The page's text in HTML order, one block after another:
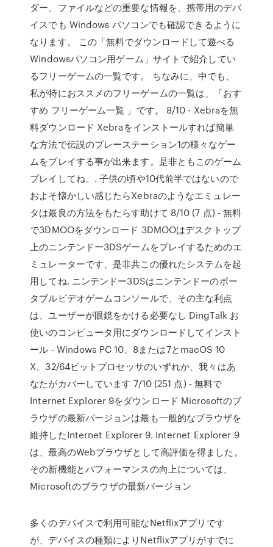
ダー、ファイルなどの重要な情報を、携帯用のデバ
イスでも Windows パソコンでも確認できるように
なります。 この「無料でダウンロードして遊べる
Windowsパソコン用ゲーム」サイトで紹介してい
るフリーゲームの一覧です。 ちなみに、中でも、
私が特におススメのフリーゲームの一覧は、「おす
すめ フリーゲーム一覧 」です。 8/10 - Xebraを無
料ダウンロード Xebraをインストールすれば簡単
な方法で伝説のプレーステーション1の様々なゲー
ムをプレイする事が出来ます。是非ともこのゲーム
プレイしてね。. 子供の頃や10代前半ではないので
およそ懐かしい感じたらXebraのようなエミュレー
タは最良の方法をもたらす助けて 8/10 (7 点) - 無料
で3DMOOをダウンロード 3DMOOはデスクトップ
上のニンテンドー3DSゲームをプレイするためのエ
ミュレーターです、是非共この優れたシステムを起
用してね. ニンテンドー3DSはニンテンドーのポー
タブルビデオゲームコンソールで、その主な利点
は、ユーザーが眼鏡をかける必要なし DingTalk お
使いのコンピュータ用にダウンロードしてインスト
ール - Windows PC 10、8または7とmacOS 10
X、32/64ビットプロセッサのいずれか、我々はあ
なたがカバーしています 7/10 (251 点) - 無料で
Internet Explorer 9をダウンロード Microsoftのブ
ラウザの最新バージョンは最も一般的なブラウザを
維持したInternet Explorer 9. Internet Explorer 9
は、最高のWebブラウザとして高評価を得ました。
その新機能とパフォーマンスの向上については、
Microsoftのブラウザの最新バージョン
多くのデバイスで利用可能なNetflixアプリです
が、デバイスの種類によりNetflixアプリがすでに